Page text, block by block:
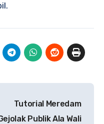
Tutorial Meredam
Publik Ala Wali